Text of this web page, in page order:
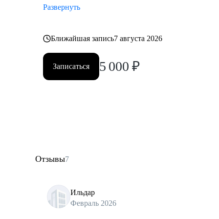
Развернуть
Ближайшая запись7 августа 2026
Записаться 5 000 ₽
Отзывы7
Ильдар
Февраль 2026